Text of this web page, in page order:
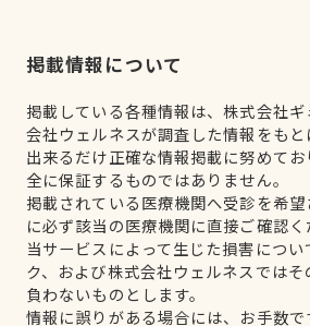
掲載情報について
掲載している各種情報は、株式会社
会社ウェルネスが調査した情報をもと
出来るだけ正確な情報掲載に努めて
全に保証するものではありません。
掲載されている医療機関へ受診を希
に必ず該当の医療機関に直接ご確認く
当サービスによって生じた損害につい
ク、および株式会社ウェルネスでは
負わないものとします。
情報に誤りがある場合には、お手数